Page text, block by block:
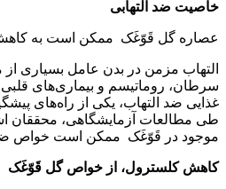
خاصیت ضد التهابی
عصاره گل قَوّغَک ممکن است به کاهش
التهاب مزمن در بدن عامل بسیاری
سرطان، روماتیسم و بیماری‌های
غذایی ضد التهاب، یکی از راه‌های
طی مطالعات آزمایشگاهی، محققان
موجود در قَوّغَک ممکن است خواص ضد
کاهش کلسترول، از خواص گل قَوّغَک